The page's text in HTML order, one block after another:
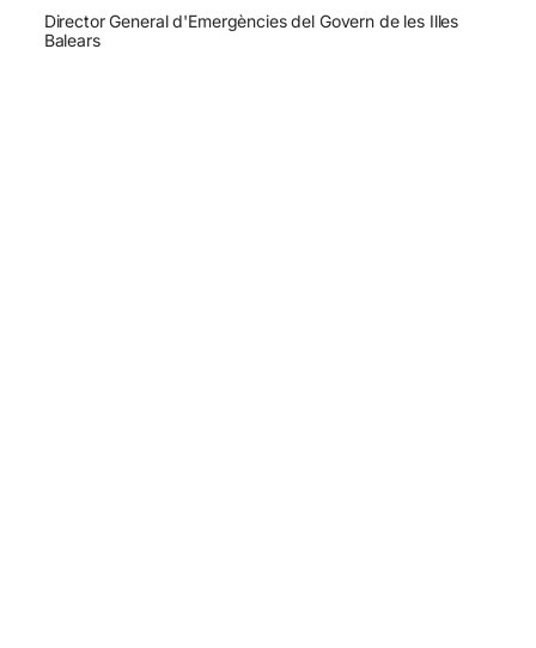
Director General d'Emergències del Govern de les Illes
Balears